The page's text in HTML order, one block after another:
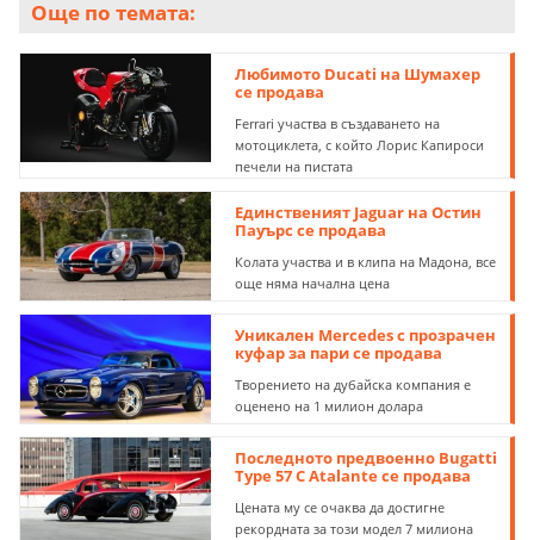
Още по темата:
Любимото Ducati на Шумахер
се продава
Ferrari участва в създаването на
мотоциклета, с който Лорис Капироси
печели на пистата
Единственият Jaguar на Остин
Пауърс се продава
Колата участва и в клипа на Мадона, все
още няма начална цена
Уникален Mercedes с прозрачен
куфар за пари се продава
Творението на дубайска компания е
оценено на 1 милион долара
Последното предвоенно Bugatti
Type 57 C Atalante се продава
Цената му се очаква да достигне
рекордната за този модел 7 милиона